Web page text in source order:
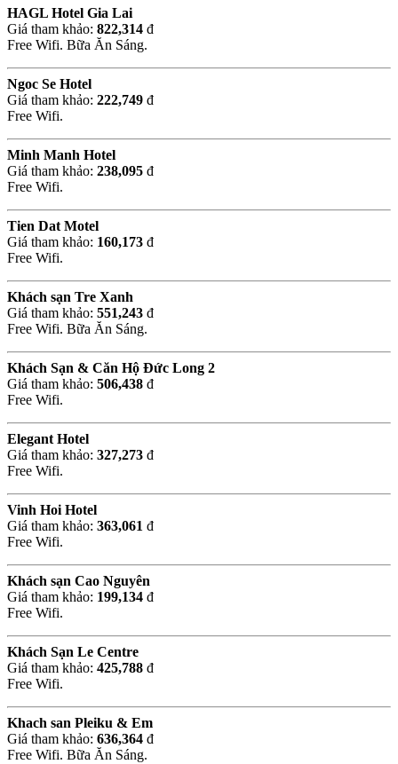
HAGL Hotel Gia Lai
Giá tham khảo: 822,314 đ
Free Wifi. Bữa Ăn Sáng.
Ngoc Se Hotel
Giá tham khảo: 222,749 đ
Free Wifi.
Minh Manh Hotel
Giá tham khảo: 238,095 đ
Free Wifi.
Tien Dat Motel
Giá tham khảo: 160,173 đ
Free Wifi.
Khách sạn Tre Xanh
Giá tham khảo: 551,243 đ
Free Wifi. Bữa Ăn Sáng.
Khách Sạn & Căn Hộ Đức Long 2
Giá tham khảo: 506,438 đ
Free Wifi.
Elegant Hotel
Giá tham khảo: 327,273 đ
Free Wifi.
Vinh Hoi Hotel
Giá tham khảo: 363,061 đ
Free Wifi.
Khách sạn Cao Nguyên
Giá tham khảo: 199,134 đ
Free Wifi.
Khách Sạn Le Centre
Giá tham khảo: 425,788 đ
Free Wifi.
Khach san Pleiku & Em
Giá tham khảo: 636,364 đ
Free Wifi. Bữa Ăn Sáng.